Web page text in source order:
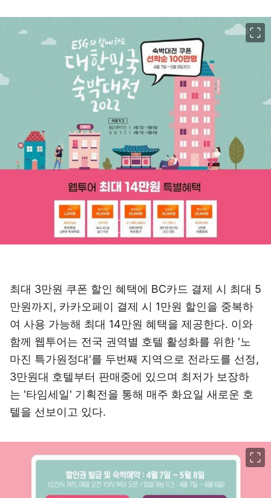
최대 3만원 쿠폰 할인 혜택에 BC카드 결제 시 최대 5
만원까지, 카카오페이 결제 시 1만원 할인을 중복하
여 사용 가능해 최대 14만원 혜택을 제공한다. 이와
함께 웹투어는 전국 권역별 호텔 활성화를 위한 '노
마진 특가원정대'를 두번째 지역으로 전라도를 선정,
3만원대 호텔부터 판매중에 있으며 최저가 보장하
는 '타임세일' 기획전을 통해 매주 화요일 새로운 호
텔을 선보이고 있다.